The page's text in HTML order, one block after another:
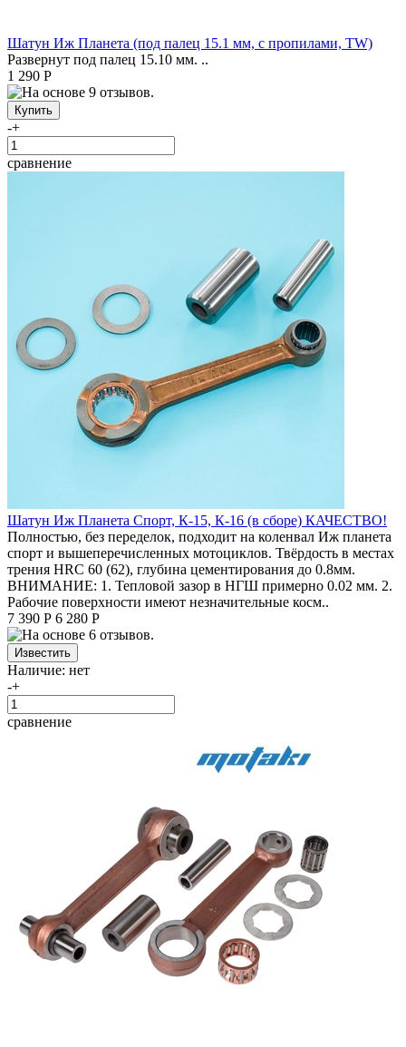
Шатун Иж Планета (под палец 15.1 мм, с пропилами, TW)
Развернут под палец 15.10 мм. ..
1 290 Р
-+
сравнение
Шатун Иж Планета Спорт, К-15, К-16 (в сборе) КАЧЕСТВО!
Полностью, без переделок, подходит на коленвал Иж планета
спорт и вышеперечисленных мотоциклов. Твёрдость в местах
трения HRC 60 (62), глубина цементирования до 0.8мм.
ВНИМАНИЕ: 1. Тепловой зазор в НГШ примерно 0.02 мм. 2.
Рабочие поверхности имеют незначительные косм..
7 390 Р 6 280 Р
Наличие: нет
-+
сравнение